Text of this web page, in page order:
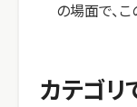
の場面で、
カテゴリ